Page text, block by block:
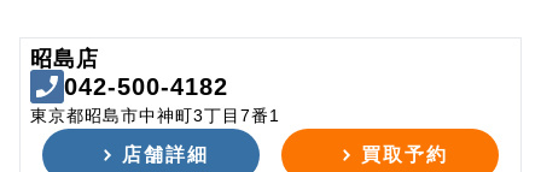
昭島店
042-500-4182
東京都昭島市中神町3丁目7番1
店舗詳細 買取予約